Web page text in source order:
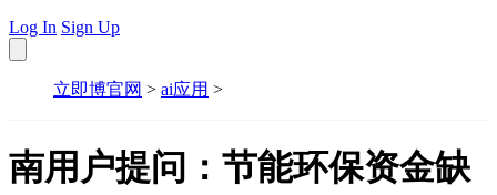
Log In Sign Up
立即博官网 > ai应用 >
南用户提问：节能环保资金缺